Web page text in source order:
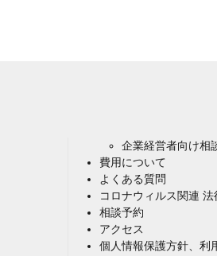
企業経営者向け相
費用について
よくある質問
コロナウィルス関連
相談予約
アクセス
個人情報保護方針、利